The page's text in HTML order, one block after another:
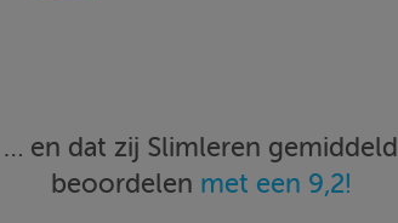
… en dat zij Slimleren gemiddeld
beoordelen met een 9,2!